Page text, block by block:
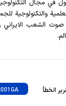
مجال التكنولوجيا
والتكنولوجية
الشعب الايراني
الخطأ